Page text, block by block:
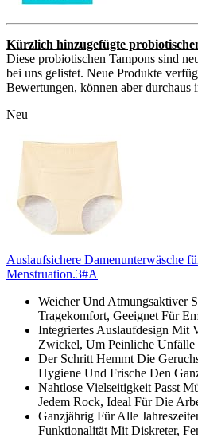
Kürzlich hinzugefügte
Diese probiotischen Tampons sind
bei uns gelistet. Neue Produkte
Bewertungen, können aber durchaus
Neu
Auslaufsichere Damenunterwäsche
Menstruation.3#A
Weicher Und Atmungsaktiver
Tragekomfort, Geeignet Für
Integriertes Auslaufdesign Mit
Zwickel, Um Peinliche Unfälle
Der Schritt Hemmt Die
Hygiene Und Frische Den
Nahtlose Vielseitigkeit Passt
Jedem Rock, Ideal Für Die
Ganzjährig Für Alle
Funktionalität Mit Diskreter,